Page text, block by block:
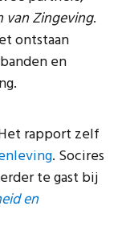
van Zingeving.
ontstaan
en
rapport zelf
. Socires
te gast bij
en